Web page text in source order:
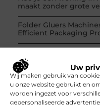
Uw
Wij maken gebruik van
u onze website gebruikt en
worden ingezet voor
gepersonaliseerde
maakt zonder grote
Folder Gluers
Efficient Packaging
interieuradvies